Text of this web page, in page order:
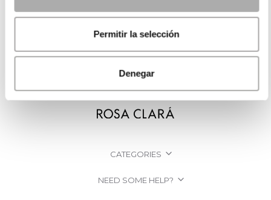
Permitir la selección
Denegar
CATEGORIES
NEED SOME HELP?